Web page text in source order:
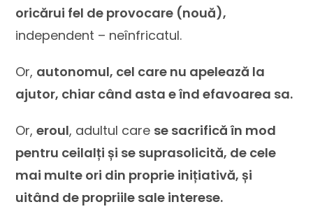
oricărui fel de provocare (nouă),
independent – neînfricatul.
Or, autonomul, cel care nu apelează la
ajutor, chiar când asta e înd efavoarea sa.
Or,eroul, adultul care se sacrifică în mod
pentru ceilalți și se suprasolicită, de cele
mai multe ori din proprie inițiativă, și
uitând de propriile sale interese.